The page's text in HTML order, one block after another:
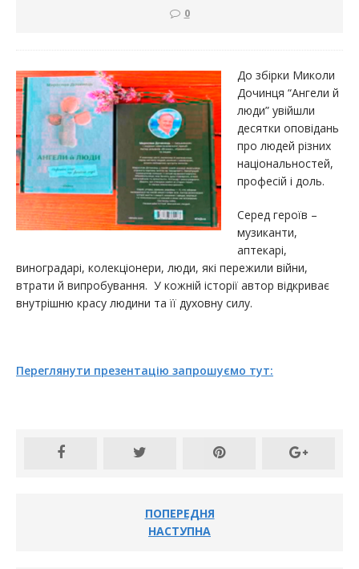
0
До збірки Миколи
Дочинця “Ангели й
люди” увійшли
десятки оповідань
про людей різних
національностей,
професій і доль.
Серед героїв –
музиканти,
аптекарі,
виноградарі, колекціонери, люди, які пережили війни,
втрати й випробування. У кожній історії автор відкриває
внутрішню красу людини та її духовну силу.
Переглянути презентацію запрошуємо тут:
ПОПЕРЕДНЯ
НАСТУПНА